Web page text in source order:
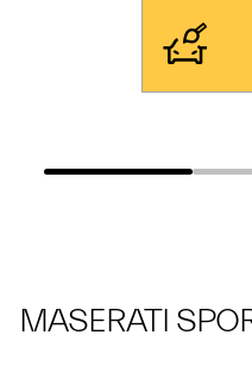
MASERATI